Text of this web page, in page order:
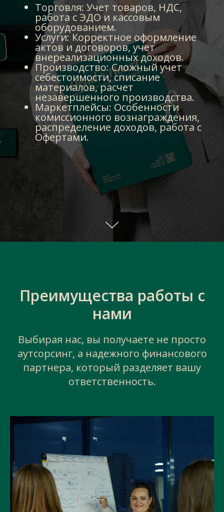
Торговля: Учет товаров, НДС,
работа с ЭДО и кассовым
оборудованием.
Услуги: Корректное оформление
актов и договоров, учет
внереализационных доходов.
Производство: Сложный учет
себестоимости, списание
материалов, расчет
незавершенного производства.
Маркетплейсы: Особенности
комиссионного вознаграждения,
распределение доходов, работа с
Офертами.
Преимущества работы с
нами
Выбирая нас, вы получаете не просто
аутсорсинг, а надежного финансового
партнера, который разделяет вашу
ответственность.